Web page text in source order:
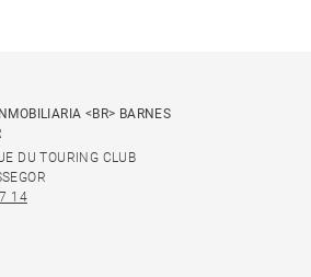
<BR> BARNES
DU TOURING CLUB
14